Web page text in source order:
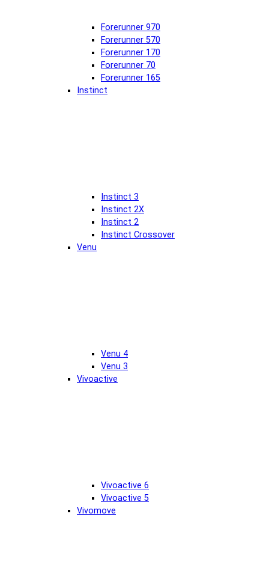
Forerunner 970
Forerunner 570
Forerunner 170
Forerunner 70
Forerunner 165
Instinct
Instinct 3
Instinct 2X
Instinct 2
Instinct Crossover
Venu
Venu 4
Venu 3
Vivoactive
Vivoactive 6
Vivoactive 5
Vivomove